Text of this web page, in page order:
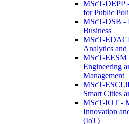
MScT-DEPP
for Public
MScT-DSB -
Business
MScT-
Analytics and
MScT-EESM
Engineering
Management
MScT-
Smart Cities
MScT-IOT -
Innovation
(IoT)